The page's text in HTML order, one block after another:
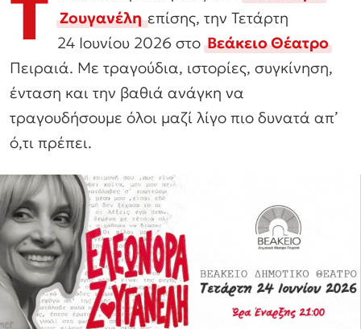
Ζουγανέληεπίσης, την Τετάρτη
24 Ιουνίου 2026 στοΒεάκειο Θέατρο
Πειραιά. Με τραγούδια, ιστορίες, συγκίνηση,
ένταση και την βαθιά ανάγκη να
τραγουδήσουμε όλοι μαζί λίγο πιο δυνατά απ’
ό,τι πρέπει.